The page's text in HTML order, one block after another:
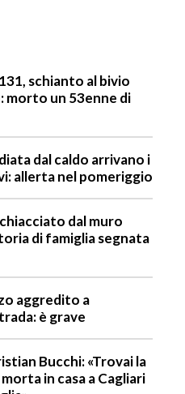
schianto al bivio
morto un 53enne di
dal caldo arrivano i
allerta nel pomeriggio
dal muro
di famiglia segnata
aggredito a
è grave
Bucchi: «Trovai la
in casa a Cagliari